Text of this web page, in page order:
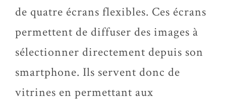
de quatre écrans flexibles. Ces écrans
permettent de diffuser des images à
sélectionner directement depuis son
smartphone. Ils servent donc de
vitrines en permettant aux